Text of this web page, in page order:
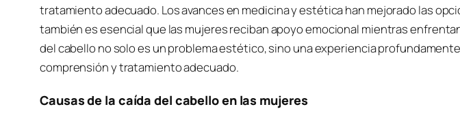
tratamiento adecuado. Los avances en medicina y estética han mejorado las
también es esencial que las mujeres reciban apoyo emocional mientras
del cabello no solo es un problema estético, sino una experiencia
comprensión y tratamiento adecuado.
Causas de la caída del cabello en las mujeres